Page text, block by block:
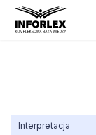
Interpretacja